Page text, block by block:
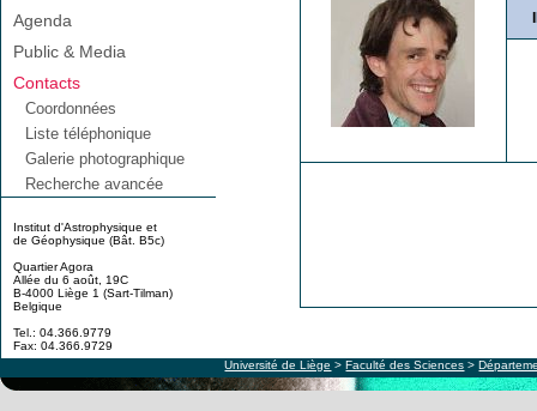
Agenda
Public & Media
Contacts
Coordonnées
Liste téléphonique
Galerie photographique
Recherche avancée
Institut d'Astrophysique et
de Géophysique (Bât. B5c)
Quartier Agora
Allée du 6 août, 19C
B-4000 Liège 1 (Sart-Tilman)
Belgique
Tel.: 04.366.9779
Fax: 04.366.9729
Université de Liège >Faculté des Sciences >